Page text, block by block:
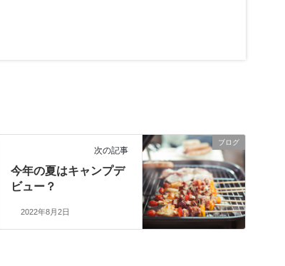
ブログ
次の記事
今年の夏はキャンプデ
ビュー？
2022年8月2日